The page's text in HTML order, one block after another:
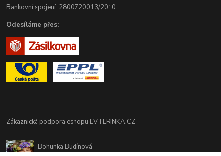
Bankovní spojení: 2800720013/2010
Odesíláme přes:
Zákaznická podpora eshopu EVTERINKA.CZ
Bohunka Budínová